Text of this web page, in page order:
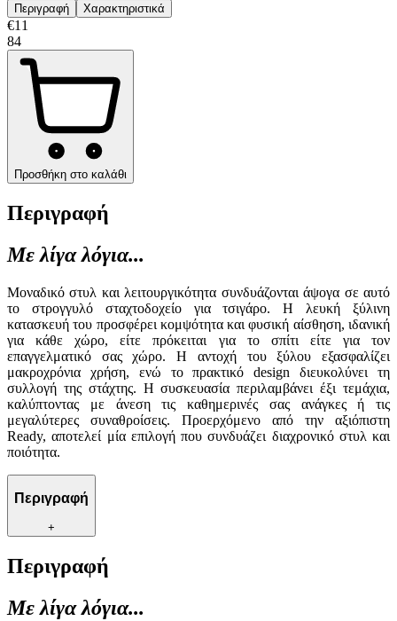
Περιγραφή Χαρακτηριστικά
€11
84
Προσθήκη στο καλάθι
Περιγραφή
Με λίγα λόγια...
Μοναδικό στυλ και λειτουργικότητα συνδυάζονται άψογα σε αυτό
το στρογγυλό σταχτοδοχείο για τσιγάρο. Η λευκή ξύλινη
κατασκευή του προσφέρει κομψότητα και φυσική αίσθηση, ιδανική
για κάθε χώρο, είτε πρόκειται για το σπίτι είτε για τον
επαγγελματικό σας χώρο. Η αντοχή του ξύλου εξασφαλίζει
μακροχρόνια χρήση, ενώ το πρακτικό design διευκολύνει τη
συλλογή της στάχτης. Η συσκευασία περιλαμβάνει έξι τεμάχια,
καλύπτοντας με άνεση τις καθημερινές σας ανάγκες ή τις
μεγαλύτερες συναθροίσεις. Προερχόμενο από την αξιόπιστη
Ready, αποτελεί μία επιλογή που συνδυάζει διαχρονικό στυλ και
ποιότητα.
Περιγραφή
+
Περιγραφή
Με λίγα λόγια...